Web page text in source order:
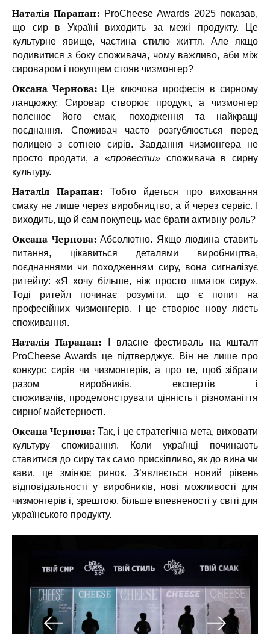
Наталія Парапан: ProCheese Awards 2025 показав,
що сир в Україні виходить за межі продукту. Це
культурне явище, частина стилю життя. Але якщо
подивитися з боку споживача, чому важливо, аби між
сироваром і покупцем стояв чизмонгер?
Оксана Чернова: Це ключова професія в сирному
ланцюжку. Сировар створює продукт, а чизмонгер
пояснює його смак, походження та найкращі
поєднання. Споживач часто розгублюється перед
полицею з сотнею сирів. Завдання чизмонгера не
просто продати, а «провести» споживача в сирну
культуру.
Наталія Парапан: Тобто йдеться про виховання
смаку не лише через виробництво, а й через сервіс. І
виходить, що й сам покупець має брати активну роль?
Оксана Чернова:Абсолютно. Якщо людина ставить
питання, цікавиться деталями виробництва,
поєднаннями чи походженням сиру, вона сигналізує
ритейлу: «Я хочу більше, ніж просто шматок сиру».
Тоді ритейл починає розуміти, що є попит на
професійних чизмонгерів. І це створює нову якість
споживання.
Наталія Парапан: І власне фестиваль на кшталт
ProCheese Awards це підтверджує. Він не лише про
конкурс сирів чи чизмонгерів, а про те, щоб зібрати
разом виробників, експертів і
споживачів, продемонструвати цінність і різноманіття
сирної майстерності.
Оксана Чернова: Так, і це стратегічна мета, виховати
культуру споживання. Коли українці починають
ставитися до сиру так само прискіпливо, як до вина чи
кави, це змінює ринок. З’являється новий рівень
відповідальності у виробників, нові можливості для
чизмонгерів і, зрештою, більше впевненості у світі для
українського продукту.